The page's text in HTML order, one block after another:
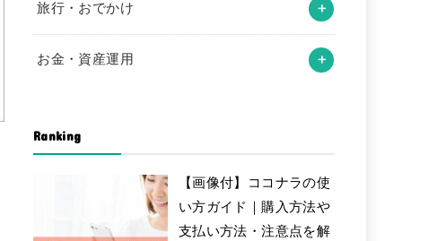
旅行・おでかけ
お金・資産運用
Ranking
【画像付】ココナラの使
い方ガイド｜購入方法や
支払い方法・注意点を解